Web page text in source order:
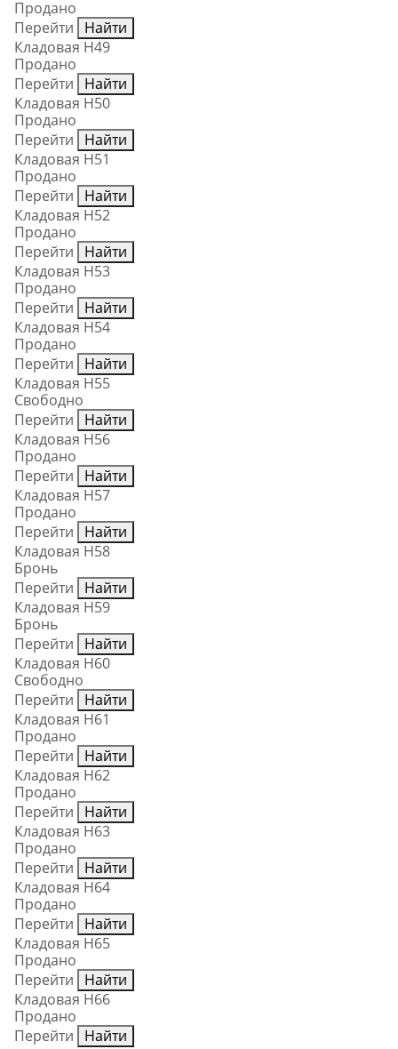
Продано
Перейти
Найти
Кладовая Н49
Продано
Перейти
Найти
Кладовая Н50
Продано
Перейти
Найти
Кладовая Н51
Продано
Перейти
Найти
Кладовая Н52
Продано
Перейти
Найти
Кладовая Н53
Продано
Перейти
Найти
Кладовая Н54
Продано
Перейти
Найти
Кладовая Н55
Свободно
Перейти
Найти
Кладовая Н56
Продано
Перейти
Найти
Кладовая Н57
Продано
Перейти
Найти
Кладовая Н58
Бронь
Перейти
Найти
Кладовая Н59
Бронь
Перейти
Найти
Кладовая Н60
Свободно
Перейти
Найти
Кладовая Н61
Продано
Перейти
Найти
Кладовая Н62
Продано
Перейти
Найти
Кладовая Н63
Продано
Перейти
Найти
Кладовая Н64
Продано
Перейти
Найти
Кладовая Н65
Продано
Перейти
Найти
Кладовая Н66
Продано
Перейти
Найти